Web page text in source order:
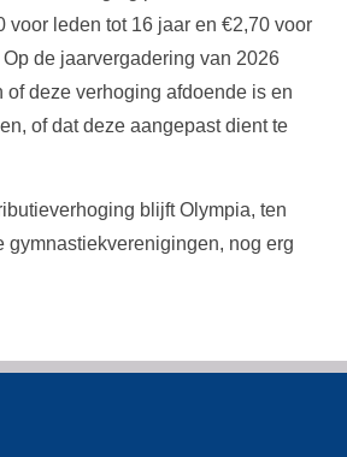
voor leden tot 16 jaar en €2,70 voor
Op de jaarvergadering van 2026
of deze verhoging afdoende is en
of dat deze aangepast dient te
blijft Olympia, ten
gymnastiekverenigingen, nog erg